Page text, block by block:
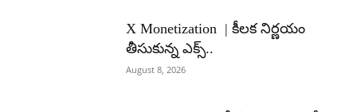
X Monetization | కీలక నిర్ణయం
తీసుకున్న ఎక్స్..
August 8, 2026